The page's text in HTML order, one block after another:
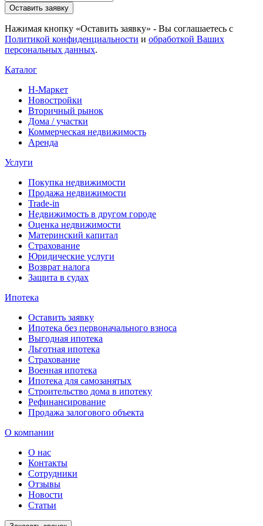
Оставить заявку
Нажимая кнопку «Оставить заявку» - Вы соглашаетесь с
Политикой конфиденциальности и обработкой Ваших
персональных данных.
Каталог
Н-Маркет
Новостройки
Вторичный рынок
Дома / участки
Коммерческая недвижимость
Аренда
Услуги
Покупка недвижимости
Продажа недвижимости
Trade-in
Недвижимость в другом городе
Оценка недвижимости
Материнский капитал
Страхование
Юридические услуги
Возврат налога
Защита в судах
Ипотека
Оставить заявку
Ипотека без первоначального взноса
Выгодная ипотека
Льготная ипотека
Страхование
Военная ипотека
Ипотека для самозанятых
Строительство дома в ипотеку
Рефинансирование
Продажа залогового объекта
О компании
О нас
Контакты
Сотрудники
Отзывы
Новости
Статьи